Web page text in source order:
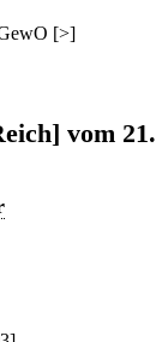
[>]
vom